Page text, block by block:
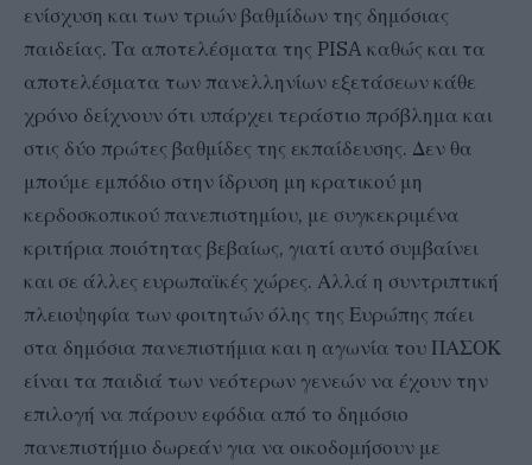
ενίσχυση και των τριών βαθμίδων της δημόσιας
παιδείας. Τα αποτελέσματα της PISA καθώς και τα
αποτελέσματα των πανελληνίων εξετάσεων κάθε
χρόνο δείχνουν ότι υπάρχει τεράστιο πρόβλημα και
στις δύο πρώτες βαθμίδες της εκπαίδευσης. Δεν θα
μπούμε εμπόδιο στην ίδρυση μη κρατικού μη
κερδοσκοπικού πανεπιστημίου, με συγκεκριμένα
κριτήρια ποιότητας βεβαίως, γιατί αυτό συμβαίνει
και σε άλλες ευρωπαϊκές χώρες. Αλλά η συντριπτική
πλειοψηφία των φοιτητών όλης της Ευρώπης πάει
στα δημόσια πανεπιστήμια και η αγωνία του ΠΑΣΟΚ
είναι τα παιδιά των νεότερων γενεών να έχουν την
επιλογή να πάρουν εφόδια από το δημόσιο
πανεπιστήμιο δωρεάν για να οικοδομήσουν με